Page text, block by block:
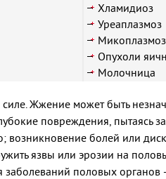
Хламидиоз
Уреаплазмоз
Микоплазмоз
Опухоли
Молочница
силе. Жжение может быть
повреждения, пытаясь
возникновение болей или
язвы или эрозии на
половых органов